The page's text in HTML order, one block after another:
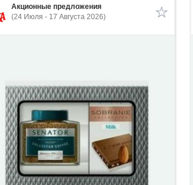
Акционные предложения
(24 Июля - 17 Августа 2026)